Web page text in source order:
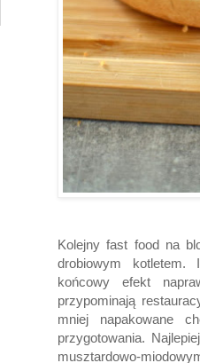
Kolejny fast food na
drobiowym kotletem.
końcowy efekt
przypominają
mniej napakowane
przygotowania.
musztardowo-